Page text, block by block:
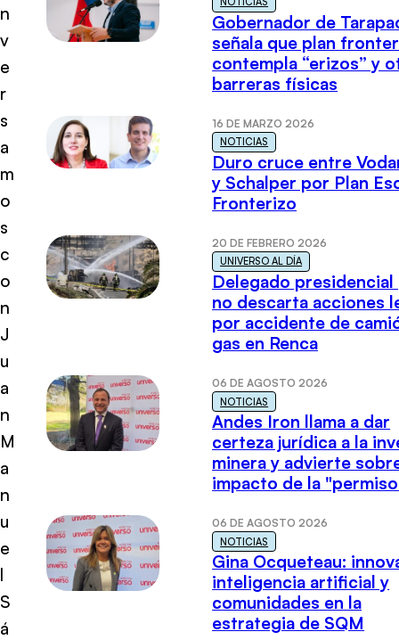
n
v
e
r
s
a
m
o
s
c
o
n
J
u
a
n
M
a
n
u
e
l
S
á
Gobernador de
señala que plan
contempla “erizos” y
barreras físicas
16 DE MARZO 2026
NOTICIAS
Duro cruce entre
y Schalper por Plan
Fronterizo
20 DE FEBRERO 2026
UNIVERSO AL DÍA
Delegado presidencial
no descarta acciones
por accidente de
gas en Renca
06 DE AGOSTO 2026
NOTICIAS
Andes Iron llama a dar
certeza jurídica a la
minera y advierte
impacto de la
06 DE AGOSTO 2026
NOTICIAS
Gina Ocqueteau:
inteligencia artificial y
comunidades en la
estrategia de SQM